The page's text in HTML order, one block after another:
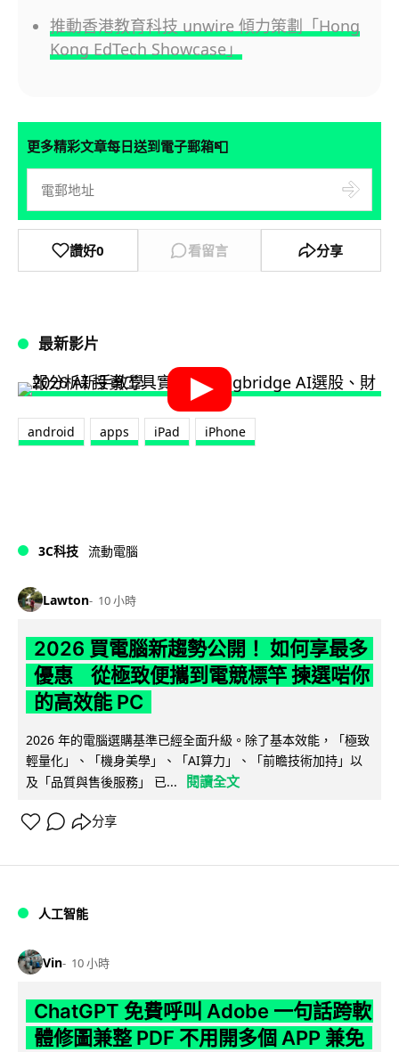
推動香港教育科技 unwire 傾力策劃「Hong
Kong EdTech Showcase」
更多精彩文章每日送到電子郵箱📮
讚好0 看留言 分享
最新影片
android apps iPad iPhone
3C科技 流動電腦
Lawton 10 小時
2026 買電腦新趨勢公開！ 如何享最多
優惠 從極致便攜到電競標竿 揀選啱你
的高效能 PC
2026 年的電腦選購基準已經全面升級。除了基本效能，「極致
輕量化」、「機身美學」、「AI算力」、「前瞻技術加持」以
及「品質與售後服務」 已...
閱讀全文
分享
人工智能
Vin 10 小時
ChatGPT 免費呼叫 Adobe 一句話跨軟
體修圖兼整 PDF 不用開多個 APP 兼免